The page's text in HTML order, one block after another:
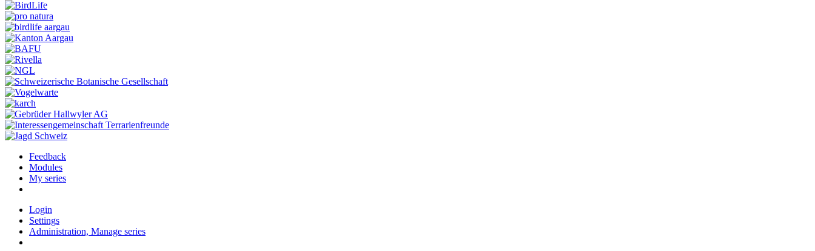
Feedback
Modules
My series
Login
Settings
Administration, Manage series